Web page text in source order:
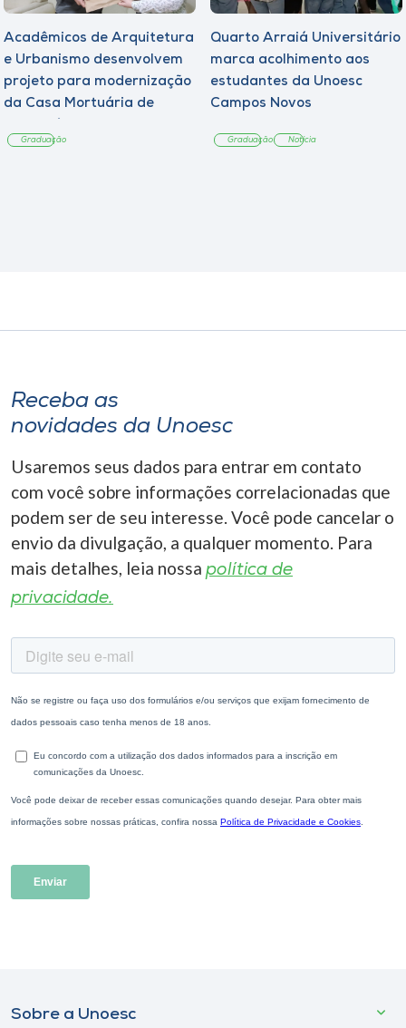
Acadêmicos de Arquitetura
e Urbanismo desenvolvem
projeto para modernização
da Casa Mortuária de
Graduação
Quarto Arraiá Universitário
marca acolhimento aos
estudantes da Unoesc
Campos Novos
Graduação Notícia
Receba as
novidades da Unoesc
Usaremos seus dados para entrar em contato
com você sobre informações correlacionadas que
podem ser de seu interesse. Você pode cancelar o
envio da divulgação, a qualquer momento. Para
mais detalhes, leia nossa política de
privacidade.
Sobre a Unoesc